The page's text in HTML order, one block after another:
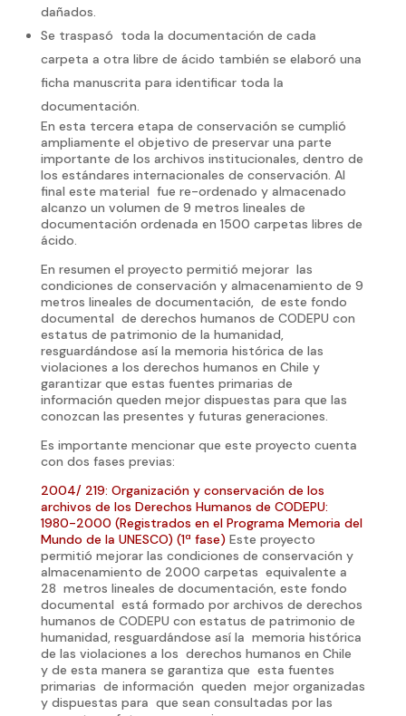
dañados.
Se traspasó toda la documentación de cada
carpeta a otra libre de ácido también se elaboró una
ficha manuscrita para identificar toda la
documentación.
En esta tercera etapa de conservación se cumplió
ampliamente el objetivo de preservar una parte
importante de los archivos institucionales, dentro de
los estándares internacionales de conservación. Al
final este material fue re-ordenado y almacenado
alcanzo un volumen de 9 metros lineales de
documentación ordenada en 1500 carpetas libres de
ácido.
En resumen el proyecto permitió mejorar las
condiciones de conservación y almacenamiento de 9
metros lineales de documentación, de este fondo
documental de derechos humanos de CODEPU con
estatus de patrimonio de la humanidad,
resguardándose así la memoria histórica de las
violaciones a los derechos humanos en Chile y
garantizar que estas fuentes primarias de
información queden mejor dispuestas para que las
conozcan las presentes y futuras generaciones.
Es importante mencionar que este proyecto cuenta
con dos fases previas:
2004/ 219: Organización y conservación de los
archivos de los Derechos Humanos de CODEPU:
1980-2000 (Registrados en el Programa Memoria del
Mundo de la UNESCO) (1ª fase) Este proyecto
permitió mejorar las condiciones de conservación y
almacenamiento de 2000 carpetas equivalente a
28 metros lineales de documentación, este fondo
documental está formado por archivos de derechos
humanos de CODEPU con estatus de patrimonio de
humanidad, resguardándose así la memoria histórica
de las violaciones a los derechos humanos en Chile
y de esta manera se garantiza que esta fuentes
primarias de información queden mejor organizadas
y dispuestas para que sean consultadas por las